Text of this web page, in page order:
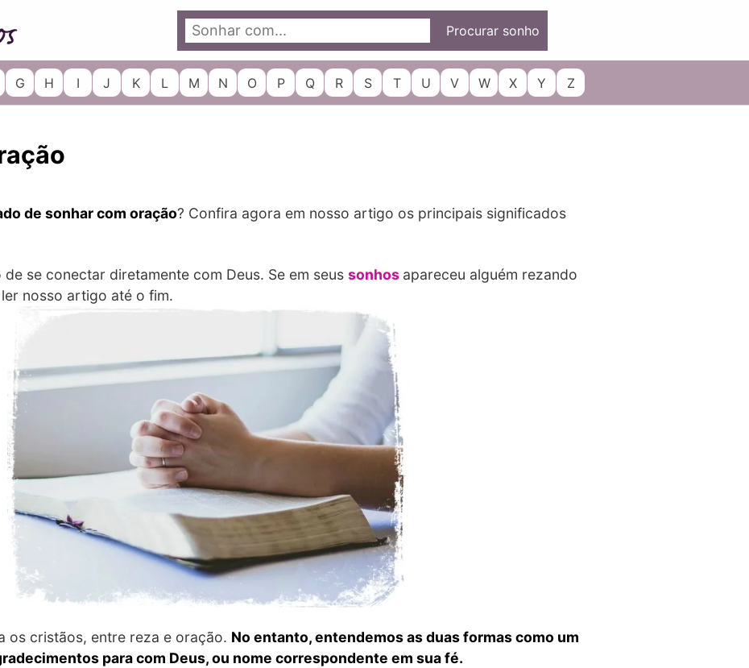
Procurar sonho
G H I J K L M N O P Q R S T U V W X Y Z
de sonhar com oração? Confira agora em nosso artigo os principais significados
se conectar diretamente com Deus. Se em seus sonhos apareceu alguém rezando
nosso artigo até o fim.
os cristãos, entre reza e oração. No entanto, entendemos as duas formas como um
para com Deus, ou nome correspondente em sua fé.